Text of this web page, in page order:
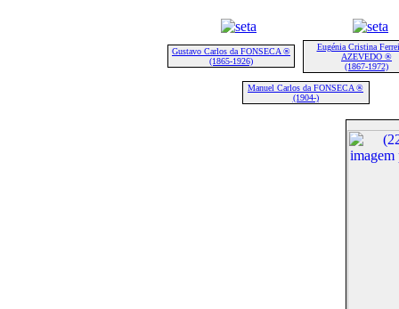
Gustavo Carlos da FONSECA ®
(1865-1926)
Eugénia Cristina
AZEVEDO ®
(1867-1972)
Manuel Carlos da FONSECA ®
(1904-)